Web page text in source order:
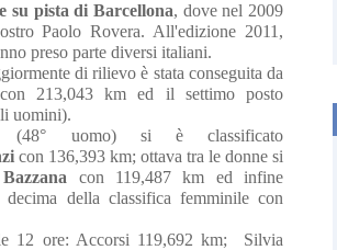
su pista di Barcellona, dove nel 2009
Paolo Rovera. All'edizione 2011,
preso parte diversi italiani.
di rilievo è stata conseguita da
213,043 km ed il settimo posto
uomini).
uomo) si è classificato
con 136,393 km; ottava tra le donne si
con 119,487 km ed infine
decima della classifica femminile con
12 ore: Accorsi 119,692 km; Silvia